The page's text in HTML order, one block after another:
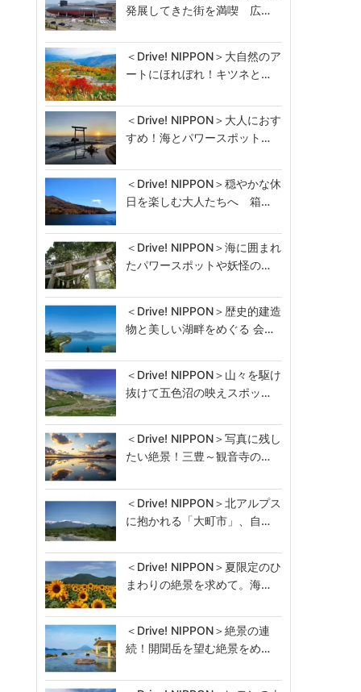
発展してきた街を満喫 広…
＜Drive! NIPPON＞大自然のア
ートにほれぼれ！キツネと…
＜Drive! NIPPON＞大人におす
すめ！海とパワースポット…
＜Drive! NIPPON＞穏やかな休
日を楽しむ大人たちへ 箱…
＜Drive! NIPPON＞海に囲まれ
たパワースポットや妖怪の…
＜Drive! NIPPON＞歴史的建造
物と美しい湖畔をめぐる 会…
＜Drive! NIPPON＞山々を駆け
抜けて五色沼の映えスポッ…
＜Drive! NIPPON＞写真に残し
たい絶景！三豊～観音寺の…
＜Drive! NIPPON＞北アルプス
に抱かれる「大町市」、自…
＜Drive! NIPPON＞夏限定のひ
まわりの絶景を求めて。海…
＜Drive! NIPPON＞絶景の連
続！開聞岳を望む絶景をめ…